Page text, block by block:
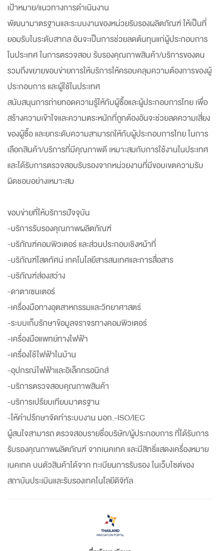
เป้าหมาย/แนวทางการดำเนินงาน
พัฒนามาตรฐานและระบบงานของหน่วยรับรองผลิตภัณฑ์ ให้เป็นที่
ยอมรับในระดับสากล อันจะเป็นการช่วยลดต้นทุนแก่ผู้ประกอบการ
ในประเทศ ในการตรวจสอบ รับรองคุณภาพสินค้า/บริการของตน
รวมถึงขยายขอบข่ายการให้บริการให้ครอบคลุมความต้องการของผู้
ประกอบการ และผู้ใช้ในประเทศ
สนับสนุนการถ่ายทอดความรู้ให้กับผู้ซื้อและผู้ประกอบการไทย เพื่อ
สร้างความเข้าใจและความตระหนักที่ถูกต้องอันจะช่วยลดความเสี่ยง
ของผู้ซื้อ และยกระดับความสามารถให้กับผู้ประกอบการไทย ในการ
เลือกสินค้า/บริการที่มีคุณภาพดี เหมาะสมกับการใช้งานในประเทศ
และได้รับการตรวจสอบรับรองจากหน่วยงานที่มีขอบเขตความรับ
ผิดชอบอย่างเหมาะสม
ขอบข่ายที่ให้บริการปัจจุบัน
-บริการรับรองคุณภาพผลิตภัณฑ์
-บริภัณฑ์คอมพิวเตอร์ และส่วนประกอบเชิงหน้าที่
-บริภัณฑ์โสตทัศน์ เทคโนโลยีสารสนเทศและการสื่อสาร
-บริภัณฑ์ส่องสว่าง
-ดาตาเซนเตอร์
-เครื่องมือทางอุตสาหกรรมและวิทยาศาสตร์
-ระบบเก็บรักษาข้อมูลจราจรทางคอมพิวเตอร์
-เครื่องมือแพทย์ทางไฟฟ้า
-เครื่องใช้ไฟฟ้าในบ้าน
-อุปกรณ์ไฟฟ้าและอิเล็กทรอนิกส์
-บริการตรวจสอบคุณภาพสินค้า
-บริการเปรียบเทียบมาตรฐาน
-ให้คำปรึกษาจัดทำระบบงาน มอก.-ISO/IEC
ผู้สนใจสามารถ ตรวจสอบรายชื่อบริษัท/ผู้ประกอบการ ที่ได้รับการ
รับรองคุณภาพผลิตภัณฑ์ จากเนคเทค และมีสิทธิ์แสดงเครื่องหมาย
เนคเทค บนตัวสินค้าได้จาก ทะเบียนการรับรอง ในเว็บไซต์ของ
สถาบันประเมินและรับรองเทคโนโลยีดิจิทัล